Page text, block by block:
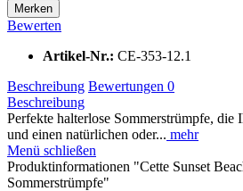
Merken
Bewerten
Artikel-Nr.: CE-353-12.1
Beschreibung Bewertungen 0
Beschreibung
Perfekte halterlose Sommerstrümpfe, die
und einen natürlichen oder... mehr
Menü schließen
Produktinformationen "Cette Sunset
Sommerstrümpfe"